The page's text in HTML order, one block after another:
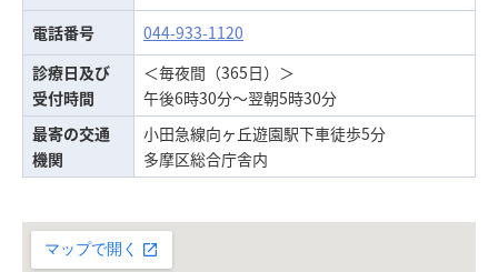
電話番号
044-933-1120
診療日及び
受付時間
＜毎夜間（365日）＞
午後6時30分～翌朝5時30分
最寄の交通
機関
小田急線向ヶ丘遊園駅下車徒歩5分
多摩区総合庁舎内